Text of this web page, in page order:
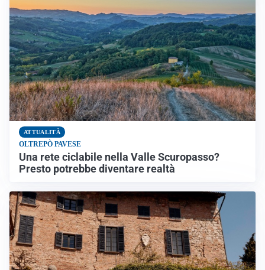
ATTUALITÀ
OLTREPÒ PAVESE
Una rete ciclabile nella Valle Scuropasso?
Presto potrebbe diventare realtà